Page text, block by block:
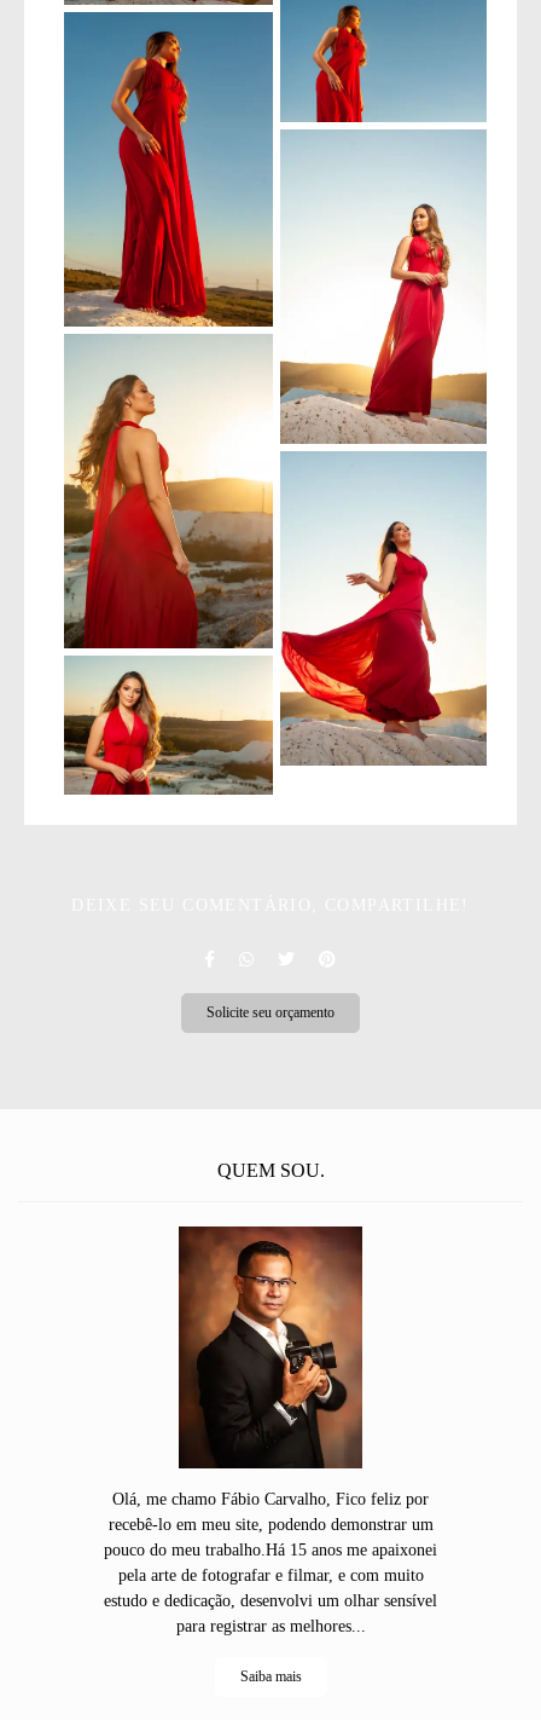
Solicite seu orçamento
QUEM SOU.
Olá, me chamo Fábio Carvalho, Fico feliz por
recebê-lo em meu site, podendo demonstrar um
pouco do meu trabalho.Há 15 anos me apaixonei
pela arte de fotografar e filmar, e com muito
estudo e dedicação, desenvolvi um olhar sensível
para registrar as melhores...
Saiba mais